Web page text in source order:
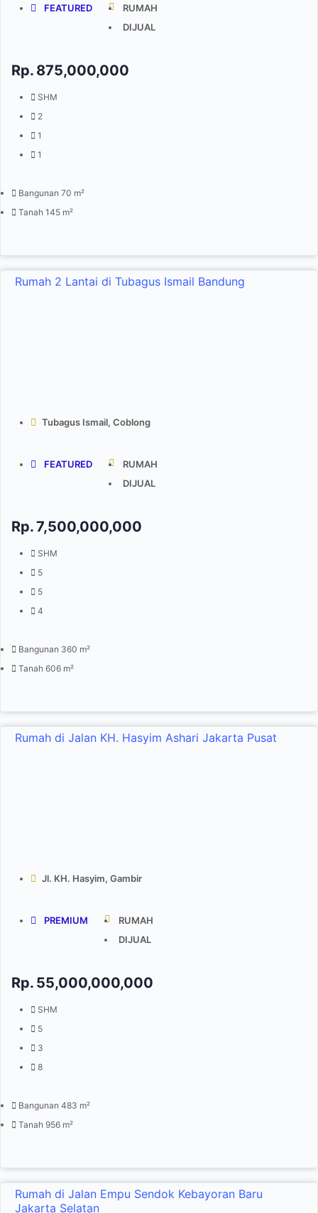
FEATURED
RUMAH
DIJUAL
Rp. 875,000,000
SHM
2
1
1
Bangunan 70 m²
Tanah 145 m²
Rumah 2 Lantai di Tubagus Ismail Bandung
Tubagus Ismail, Coblong
FEATURED
RUMAH
DIJUAL
Rp.7,500,000,000
SHM
5
5
4
Bangunan 360 m²
Tanah 606 m²
Rumah di Jalan KH. Hasyim Ashari Jakarta Pusat
Jl. KH. Hasyim, Gambir
PREMIUM
RUMAH
DIJUAL
Rp. 55,000,000,000
SHM
5
3
8
Bangunan 483 m²
Tanah 956 m²
Rumah di Jalan Empu Sendok Kebayoran Baru
Jakarta Selatan